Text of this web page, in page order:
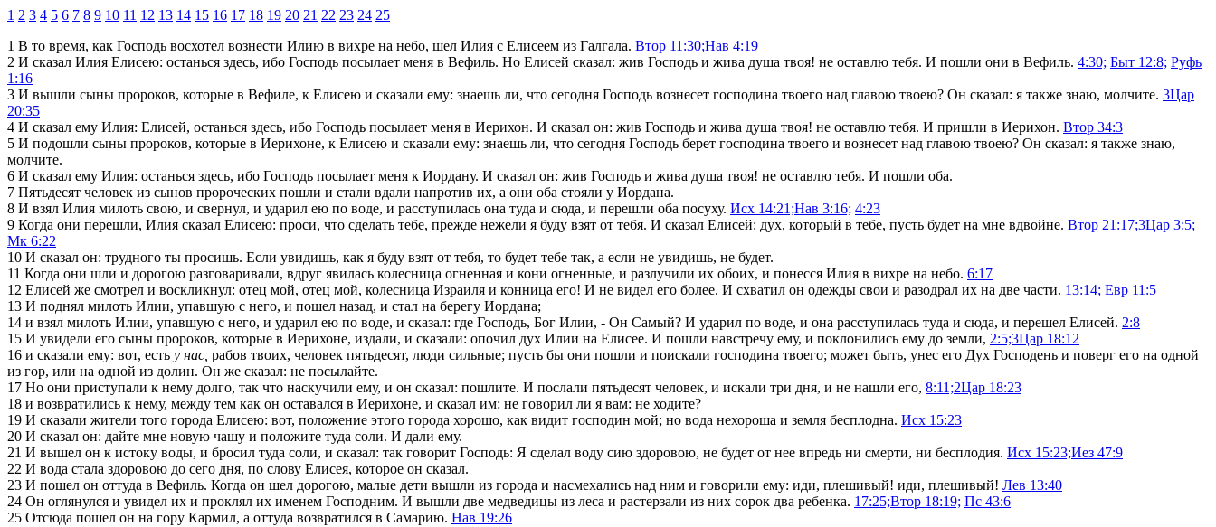
1 2 3 4 5 6 7 8 9 10 11 12 13 14 15 16 17 18 19 20 21 22 23 24 25
1 В то время, как Господь восхотел вознести Илию в вихре на небо, шел Илия с Елисеем из Галгала. Втор 11:30;Нав 4:19
2 И сказал Илия Елисею: останься здесь, ибо Господь посылает меня в Вефиль. Но Елисей сказал: жив Господь и жива душа твоя! не оставлю тебя. И пошли они в Вефиль. 4:30; Быт 12:8; Руфь
1:16
3 И вышли сыны пророков, которые в Вефиле, к Елисею и сказали ему: знаешь ли, что сегодня Господь вознесет господина твоего над главою твоею? Он сказал: я также знаю, молчите. 3Цар
20:35
4 И сказал ему Илия: Елисей, останься здесь, ибо Господь посылает меня в Иерихон. И сказал он: жив Господь и жива душа твоя! не оставлю тебя. И пришли в Иерихон. Втор 34:3
5 И подошли сыны пророков, которые в Иерихоне, к Елисею и сказали ему: знаешь ли, что сегодня Господь берет господина твоего и вознесет над главою твоею? Он сказал: я также знаю,
молчите.
6 И сказал ему Илия: останься здесь, ибо Господь посылает меня к Иордану. И сказал он: жив Господь и жива душа твоя! не оставлю тебя. И пошли оба.
7 Пятьдесят человек из сынов пророческих пошли и стали вдали напротив их, а они оба стояли у Иордана.
8 И взял Илия милоть свою, и свернул, и ударил ею по воде, и расступилась она туда и сюда, и перешли оба посуху. Исх 14:21;Нав 3:16; 4:23
9 Когда они перешли, Илия сказал Елисею: проси, что сделать тебе, прежде нежели я буду взят от тебя. И сказал Елисей: дух, который в тебе, пусть будет на мне вдвойне. Втор 21:17;3Цар 3:5;
Мк 6:22
10 И сказал он: трудного ты просишь. Если увидишь, как я буду взят от тебя, то будет тебе так, а если не увидишь, не будет.
11 Когда они шли и дорогою разговаривали, вдруг явилась колесница огненная и кони огненные, и разлучили их обоих, и понесся Илия в вихре на небо. 6:17
12 Елисей же смотрел и воскликнул: отец мой, отец мой, колесница Израиля и конница его! И не видел его более. И схватил он одежды свои и разодрал их на две части. 13:14; Евр 11:5
13 И поднял милоть Илии, упавшую с него, и пошел назад, и стал на берегу Иордана;
14 и взял милоть Илии, упавшую с него, и ударил ею по воде, и сказал: где Господь, Бог Илии, - Он Самый? И ударил по воде, и она расступилась туда и сюда, и перешел Елисей. 2:8
15 И увидели его сыны пророков, которые в Иерихоне, издали, и сказали: опочил дух Илии на Елисее. И пошли навстречу ему, и поклонились ему до земли, 2:5;3Цар 18:12
16 и сказали ему: вот, есть у нас, рабов твоих, человек пятьдесят, люди сильные; пусть бы они пошли и поискали господина твоего; может быть, унес его Дух Господень и поверг его на одной
из гор, или на одной из долин. Он же сказал: не посылайте.
17 Но они приступали к нему долго, так что наскучили ему, и он сказал: пошлите. И послали пятьдесят человек, и искали три дня, и не нашли его, 8:11;2Цар 18:23
18 и возвратились к нему, между тем как он оставался в Иерихоне, и сказал им: не говорил ли я вам: не ходите?
19 И сказали жители того города Елисею: вот, положение этого города хорошо, как видит господин мой; но вода нехороша и земля бесплодна. Исх 15:23
20 И сказал он: дайте мне новую чашу и положите туда соли. И дали ему.
21 И вышел он к истоку воды, и бросил туда соли, и сказал: так говорит Господь: Я сделал воду сию здоровою, не будет от нее впредь ни смерти, ни бесплодия. Исх 15:23;Иез 47:9
22 И вода стала здоровою до сего дня, по слову Елисея, которое он сказал.
23 И пошел он оттуда в Вефиль. Когда он шел дорогою, малые дети вышли из города и насмехались над ним и говорили ему: иди, плешивый! иди, плешивый! Лев 13:40
24 Он оглянулся и увидел их и проклял их именем Господним. И вышли две медведицы из леса и растерзали из них сорок два ребенка. 17:25;Втор 18:19; Пс 43:6
25 Отсюда пошел он на гору Кармил, а оттуда возвратился в Самарию. Нав 19:26